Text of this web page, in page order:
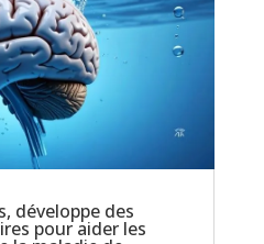
développe des
pour aider les